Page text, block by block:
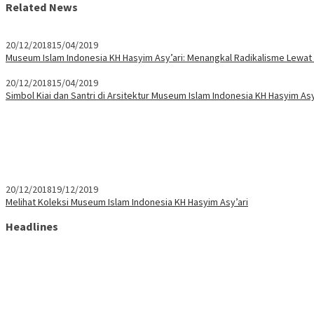
Related News
20/12/201815/04/2019
Museum Islam Indonesia KH Hasyim Asy’ari: Menangkal Radikalisme
20/12/201815/04/2019
Simbol Kiai dan Santri di Arsitektur Museum Islam Indonesia KH Hasyim
20/12/201819/12/2019
Melihat Koleksi Museum Islam Indonesia KH Hasyim Asy’ari
Headlines